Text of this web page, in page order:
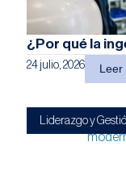
¿Por qué la
24 julio, 2026 Leer
Liderazgo y